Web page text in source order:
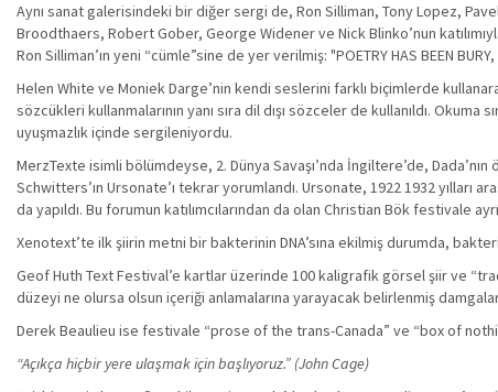
Aynı sanat galerisindeki bir diğer sergi de, Ron Silliman, Tony Lopez,
Broodthaers, Robert Gober, George Widener ve Nick Blinko’nun
Ron Silliman’ın yeni “cümle”sine de yer verilmiş: "POETRY HAS BEEN BURY,
Helen White ve Moniek Darge’nin kendi seslerini farklı biçimlerde
sözcükleri kullanmalarının yanı sıra dil dışı sözceler de kullanıldı.
uyuşmazlık içinde sergileniyordu.
MerzTexte isimli bölümdeyse, 2. Dünya Savaşı’nda İngiltere’de,
Schwitters’ın Ursonate’ı tekrar yorumlandı. Ursonate, 1922 1932 yılları
da yapıldı. Bu forumun katılımcılarından da olan Christian Bök festivale
Xenotext’te ilk şiirin metni bir bakterinin DNA’sına ekilmiş durumda,
Geof Huth Text Festival’e kartlar üzerinde 100 kaligrafik görsel şiir ve
düzeyi ne olursa olsun içeriği anlamalarına yarayacak belirlenmiş
Derek Beaulieu ise festivale “prose of the trans-Canada” ve “box of
“Açıkça hiçbir yere ulaşmak için başlıyoruz.” (John Cage)